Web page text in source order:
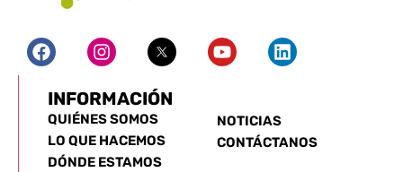
INFORMACIÓN
QUIÉNES SOMOS
LO QUE HACEMOS
DÓNDE ESTAMOS
NOTICIAS
CONTÁCTANOS